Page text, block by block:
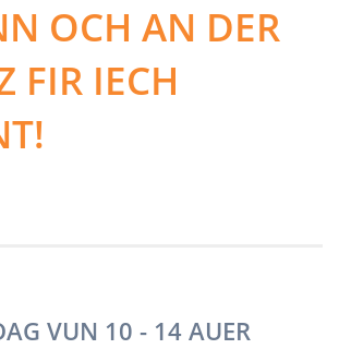
OCH AN DER
FIR IECH
VUN 10 - 14 AUER